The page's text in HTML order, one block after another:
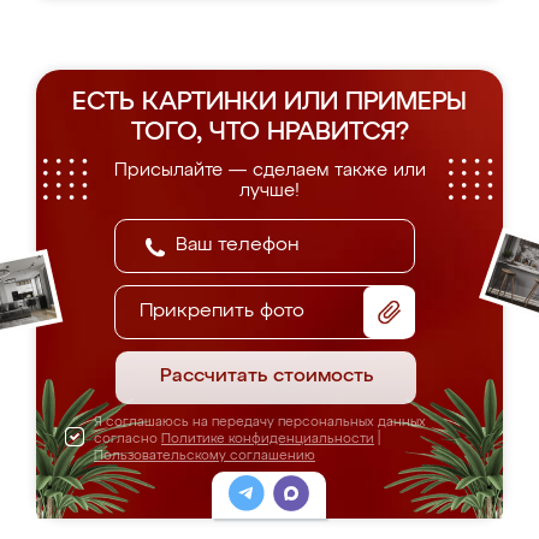
ЕСТЬ КАРТИНКИ ИЛИ ПРИМЕРЫ
ТОГО, ЧТО НРАВИТСЯ?
Присылайте — сделаем также или
лучше!
Прикрепить фото
Рассчитать стоимость
Я соглашаюсь на передачу персональных данных
согласно Политике конфиденциальности
Пользовательскому соглашению